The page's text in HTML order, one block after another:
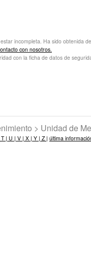
incompleta. Ha sido obtenida
con nosotros.
con la ficha de datos de
> Unidad de
T | U | V | X | Y | Z | última